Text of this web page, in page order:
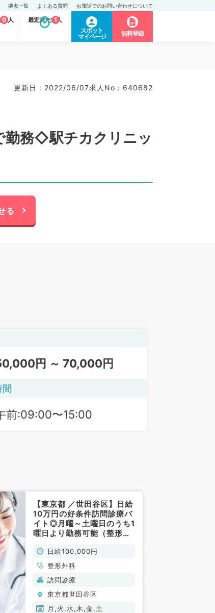
拠点一覧 よくある質問 お電話でのお問い合わせについて
求人
0 最近見た求人
1
スポット
マイページ
無料登録
更新日 : 2022/06/07求人No : 640682
勤務◇駅チカクリニッ
る
円 ～ 70,000円
前:09:00〜15:00
【東京都 ／世田谷区】日給
10万円の好条件訪問診療バ
イト◎月曜～土曜日のうち1
曜日より勤務可能（整形外
日給100,000円
整形外科
訪問診療
東京都世田谷区
月,火,水,木,金,土